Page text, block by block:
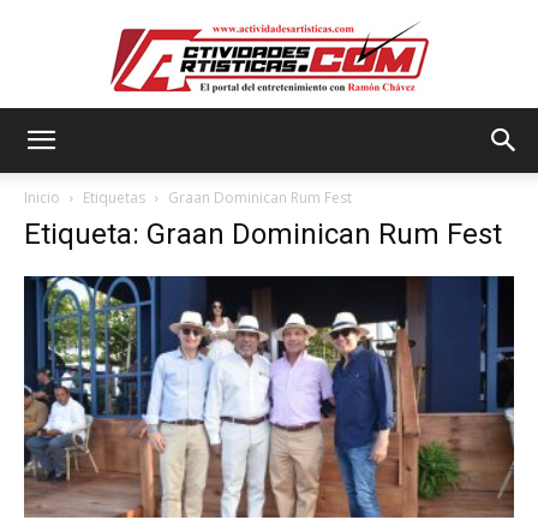
Inicio Etiquetas Graan Dominican Rum Fest
Etiqueta: Graan Dominican Rum Fest